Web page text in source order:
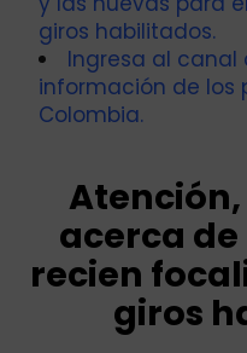
giros habilitados.
Ingresa al canal
información de los
Colombia.
acerca
recien
giros